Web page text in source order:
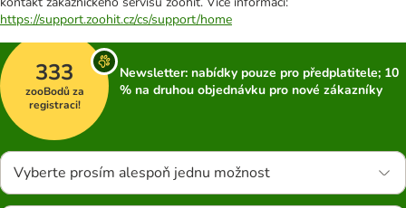
https://support.zoohit.cz/cs/support/home
333
zooBodů za
registraci!
Newsletter: nabídky pouze pro předplatitele; 10
% na druhou objednávku pro nové zákazníky
Vyberte prosím alespoň jednu možnost